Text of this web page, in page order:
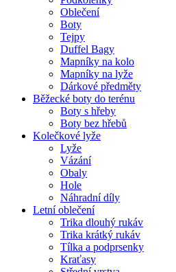
Oblečení
Boty
Tejpy
Duffel Bagy
Mapníky na kolo
Mapníky na lyže
Dárkové předměty
Běžecké boty do terénu
Boty s hřeby
Boty bez hřebů
Kolečkové lyže
Lyže
Vázání
Obaly
Hole
Náhradní díly
Letní oblečení
Trika dlouhý rukáv
Trika krátký rukáv
Tílka a podprsenky
Kraťasy